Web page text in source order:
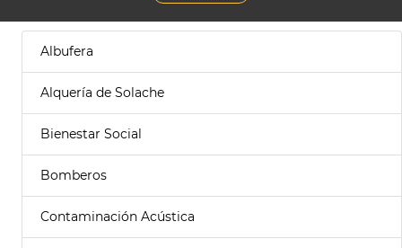
Albufera
Alquería de Solache
Bienestar Social
Bomberos
Contaminación Acústica